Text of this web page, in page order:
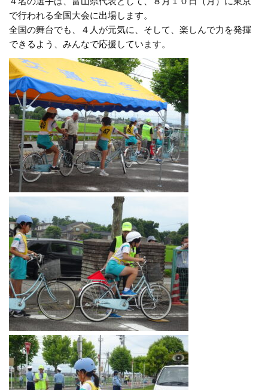
で行われる全国大会に出場します。
全国の舞台でも、４人が元気に、そして、楽しんで力を発揮
できるよう、みんなで応援しています。